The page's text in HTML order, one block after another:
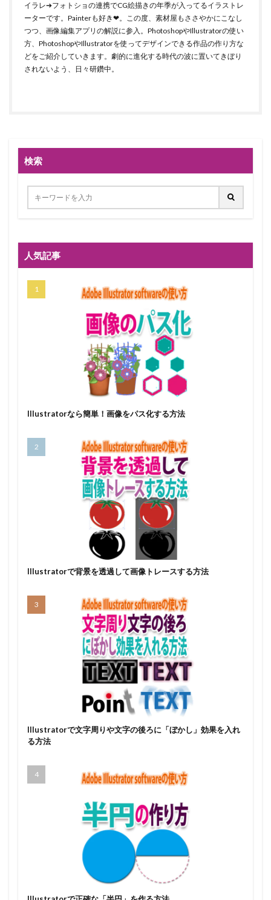
イラレ➔フォトショの連携でCG絵描きの年季が入ってるイラストレ
ーターです。Painterも好き❤。この度、素材屋もささやかにこなし
つつ、画像編集アプリの解説に参入。PhotoshopやIllustratorの使い
方、PhotoshopやIllustratorを使ってデザインできる作品の作り方な
どをご紹介していきます。劇的に進化する時代の波に置いてきぼり
されないよう、日々研鑽中。
検索
人気記事
Illustratorなら簡単！画像をパス化する方法
Illustratorで背景を透過して画像トレースする方法
Illustratorで文字周りや文字の後ろに「ぼかし」効果を入れ
る方法